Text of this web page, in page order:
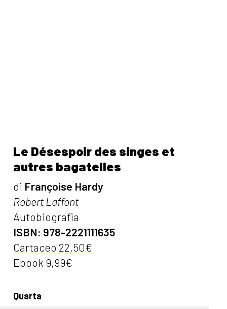
Le Désespoir des singes et
autres bagatelles
di Françoise Hardy
Robert Laffont
Autobiografia
ISBN: 978-2221111635
Cartaceo 22,50€
Ebook 9,99€
Quarta